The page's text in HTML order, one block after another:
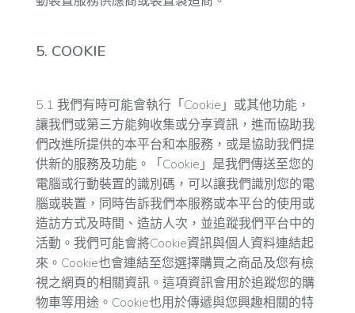
5. COOKIE
5.1 我們有時可能會執行「Cookie」或其他功能，
讓我們或第三方能夠收集或分享資訊，進而協助我
們改進所提供的本平台和本服務，或是協助我們提
供新的服務及功能。「Cookie」是我們傳送至您的
電腦或行動裝置的識別碼，可以讓我們識別您的電
腦或裝置，同時告訴我們本服務或本平台的使用或
造訪方式及時間、造訪人次，並追蹤我們平台中的
活動。我們可能會將Cookie資訊與個人資料連結起
來。Cookie也會連結至您選擇購買之商品及您有檢
視之網頁的相關資訊。這項資訊會用於追蹤您的購
物車等用途。Cookie也用於傳遞與您興趣相關的特